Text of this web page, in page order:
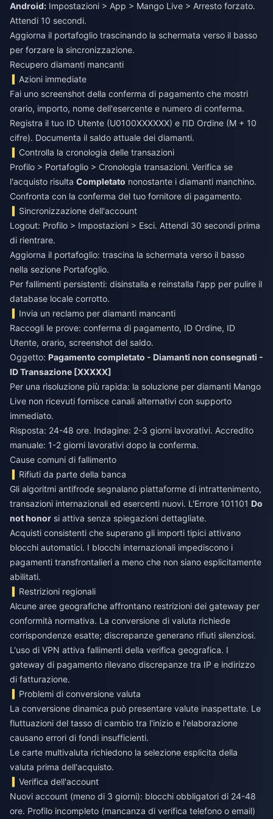
Android: Impostazioni > App > Mango Live > Arresto forzato.
Attendi 10 secondi.
Aggiorna il portafoglio trascinando la schermata verso il basso
per forzare la sincronizzazione.
Recupero diamanti mancanti
Azioni immediate
Fai uno screenshot della conferma di pagamento che mostri
orario, importo, nome dell'esercente e numero di conferma.
Registra il tuo ID Utente (U0100XXXXXX) e l'ID Ordine (M + 10
cifre). Documenta il saldo attuale dei diamanti.
Controlla la cronologia delle transazioni
Profilo > Portafoglio > Cronologia transazioni. Verifica se
l'acquisto risulta Completato nonostante i diamanti manchino.
Confronta con la conferma del tuo fornitore di pagamento.
Sincronizzazione dell'account
Logout: Profilo > Impostazioni > Esci. Attendi 30 secondi prima
di rientrare.
Aggiorna il portafoglio: trascina la schermata verso il basso
nella sezione Portafoglio.
Per fallimenti persistenti: disinstalla e reinstalla l'app per pulire il
database locale corrotto.
Invia un reclamo per diamanti mancanti
Raccogli le prove: conferma di pagamento, ID Ordine, ID
Utente, orario, screenshot del saldo.
Oggetto: Pagamento completato - Diamanti non consegnati -
ID Transazione [XXXXX]
Per una risoluzione più rapida: la soluzione per diamanti Mango
Live non ricevuti fornisce canali alternativi con supporto
immediato.
Risposta: 24-48 ore. Indagine: 2-3 giorni lavorativi. Accredito
manuale: 1-2 giorni lavorativi dopo la conferma.
Cause comuni di fallimento
Rifiuti da parte della banca
Gli algoritmi antifrode segnalano piattaforme di intrattenimento,
transazioni internazionali ed esercenti nuovi. L'Errore 101101 Do
not honor si attiva senza spiegazioni dettagliate.
Acquisti consistenti che superano gli importi tipici attivano
blocchi automatici. I blocchi internazionali impediscono i
pagamenti transfrontalieri a meno che non siano esplicitamente
abilitati.
Restrizioni regionali
Alcune aree geografiche affrontano restrizioni dei gateway per
conformità normativa. La conversione di valuta richiede
corrispondenze esatte; discrepanze generano rifiuti silenziosi.
L'uso di VPN attiva fallimenti della verifica geografica. I
gateway di pagamento rilevano discrepanze tra IP e indirizzo
di fatturazione.
Problemi di conversione valuta
La conversione dinamica può presentare valute inaspettate. Le
fluttuazioni del tasso di cambio tra l'inizio e l'elaborazione
causano errori di fondi insufficienti.
Le carte multivaluta richiedono la selezione esplicita della
valuta prima dell'acquisto.
Verifica dell'account
Nuovi account (meno di 3 giorni): blocchi obbligatori di 24-48
ore. Profilo incompleto (mancanza di verifica telefono o email)